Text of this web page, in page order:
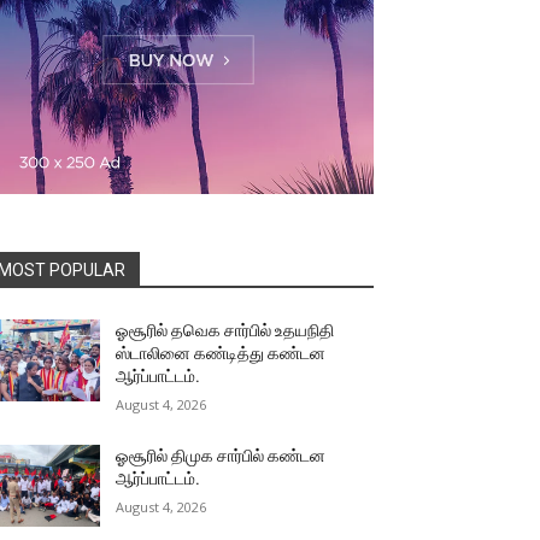
POPULAR
ஓசூரில் தவெக சார்பில் உதயநிதி
ஸ்டாலினை கண்டித்து கண்டன
ஆர்ப்பாட்டம்.
August 4, 2026
ஓசூரில் திமுக சார்பில் கண்டன
ஆர்ப்பாட்டம்.
August 4, 2026